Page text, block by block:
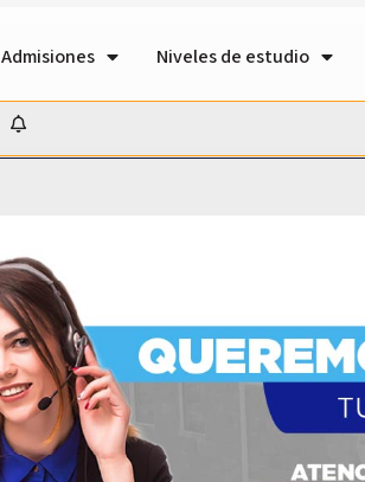
Admisiones Niveles de estudio